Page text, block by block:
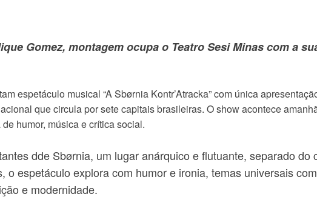
Gomez, montagem ocupa o Teatro Sesi Minas com a
espetáculo musical “A Sbørnia Kontr’Atracka” com única
que circula por sete capitais brasileiras. O show acontece
humor, música e crítica social.
dde Sbørnia, um lugar anárquico e flutuante, separado do
o espetáculo explora com humor e ironia, temas universais
e modernidade.